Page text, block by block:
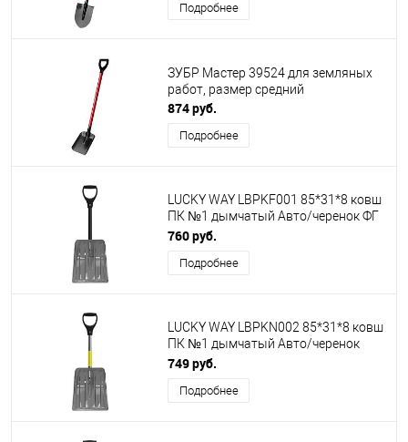
Подробнее
ЗУБР Мастер 39524 для земляных
работ, размер средний
874 руб.
Подробнее
LUCKY WAY LBPKF001 85*31*8 ковш
ПК №1 дымчатый Авто/черенок ФГ
черный/D-ручка черная
760 руб.
Подробнее
LUCKY WAY LBPKN002 85*31*8 ковш
ПК №1 дымчатый Авто/черенок
алюминий желтый с накладкой/D-
ручка черная
749 руб.
Подробнее